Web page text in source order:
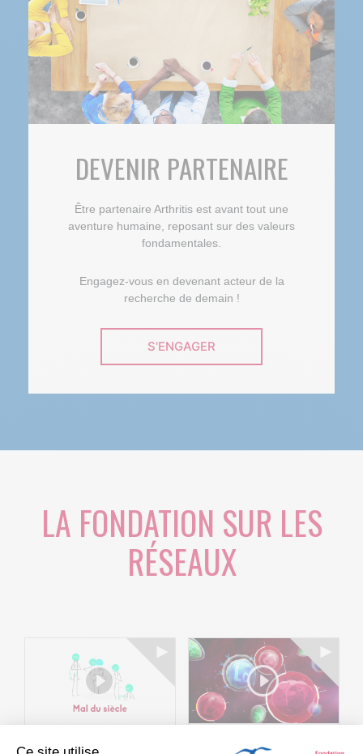
DEVENIR PARTENAIRE
Être partenaire Arthritis est avant tout une
aventure humaine, reposant sur des valeurs
fondamentales.
Engagez-vous en devenant acteur de la
recherche de demain !
S'ENGAGER
LA FONDATION SUR LES
RÉSEAUX